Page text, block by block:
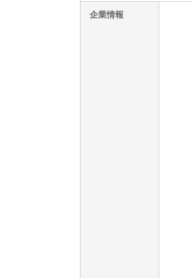
企業情報